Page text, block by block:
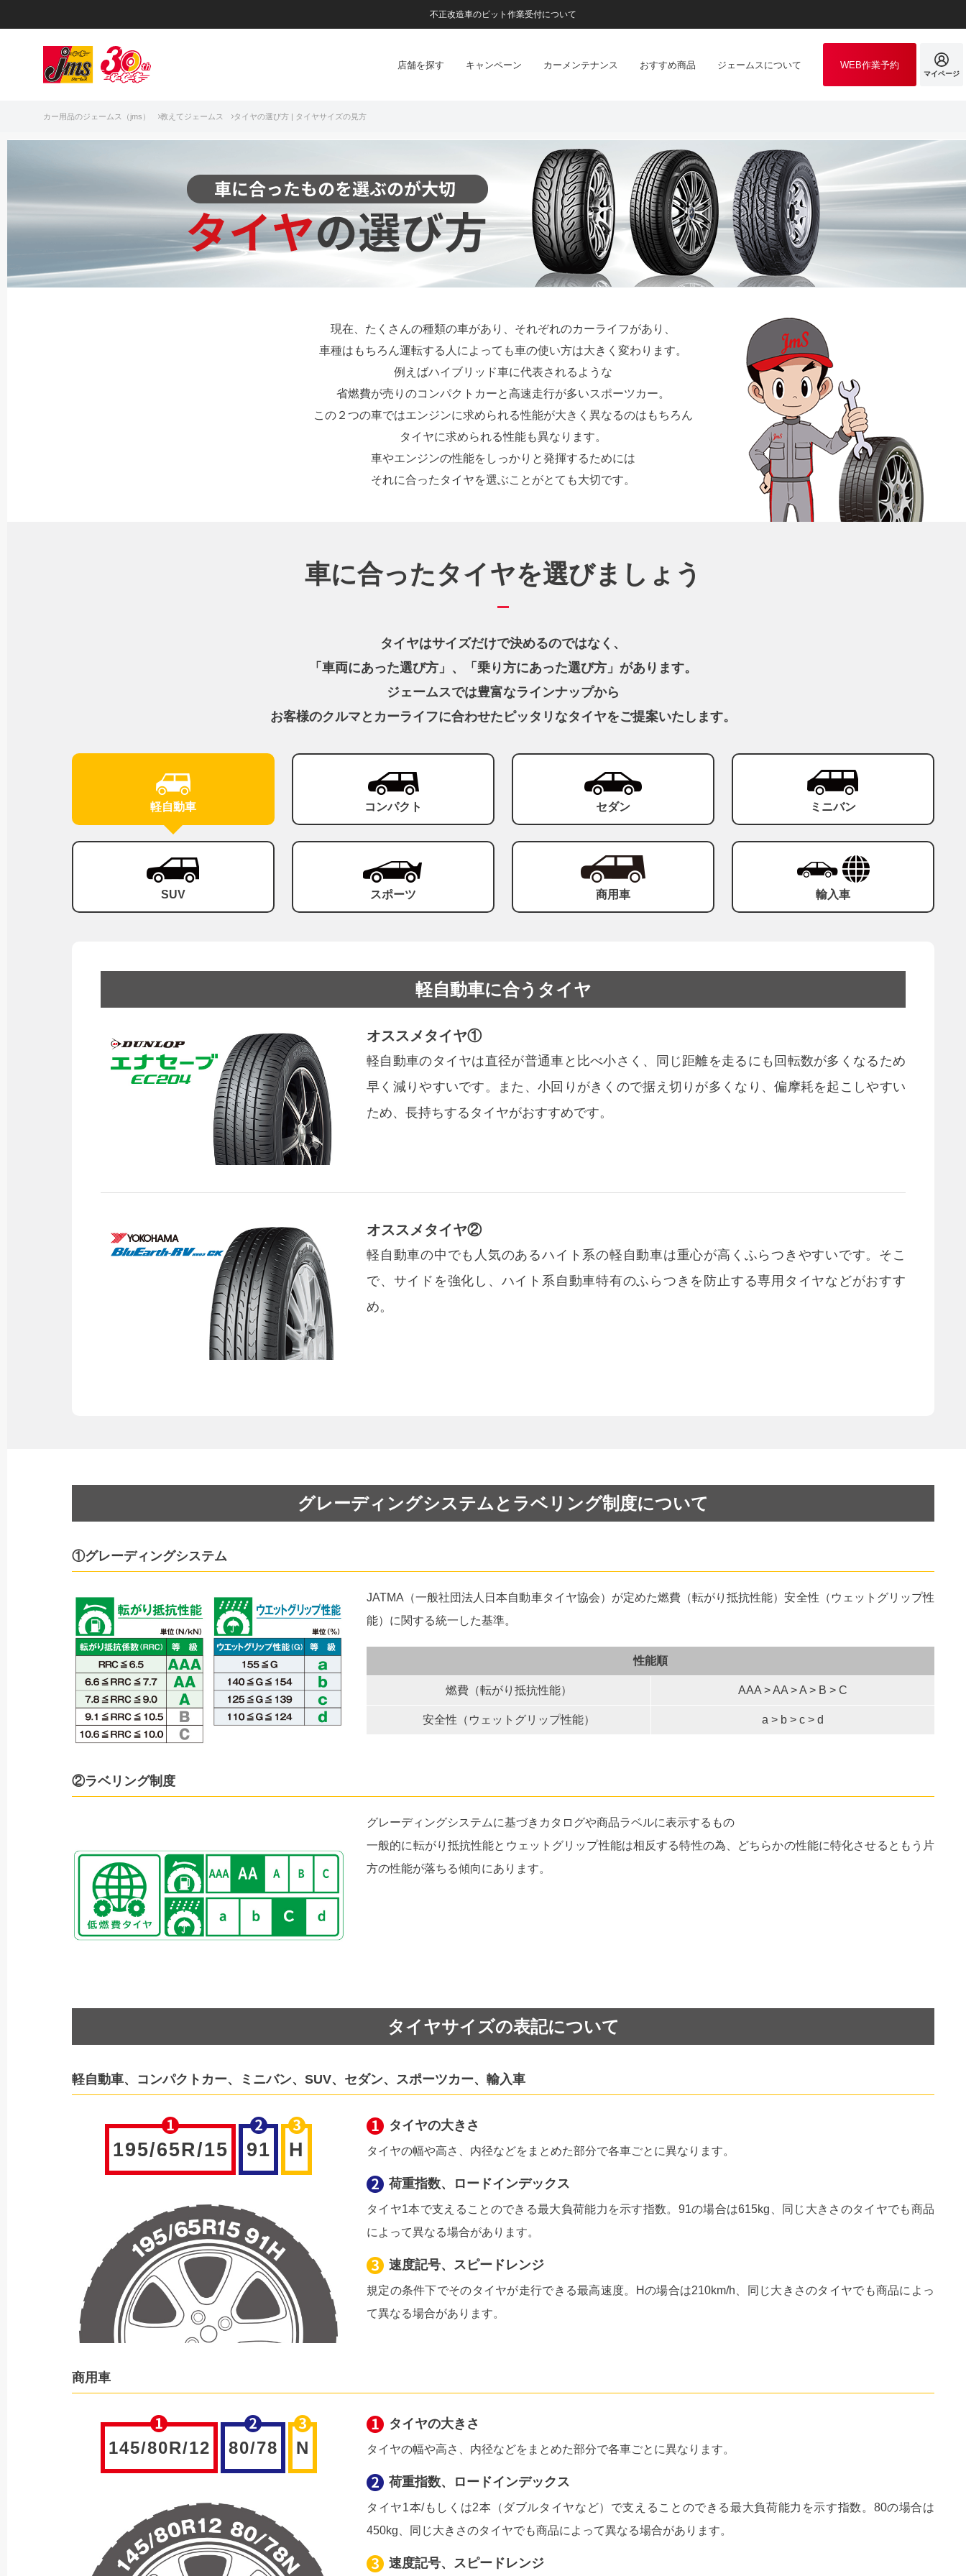
不正改造車のピット作業受付について
店舗を探す キャンペーン カーメンテナンス おすすめ商品 ジェームスについて WEB作業予約
マイページ
カー用品のジェームス（jms） 教えてジェームス タイヤの選び方 | タイヤサイズの見方
現在、たくさんの種類の車があり、 それぞれのカーライフがあり、
車種はもちろん運転する人によっても車の使い方は大きく変わります。
例えばハイブリッド車に代表されるような
省燃費が売りのコンパクトカーと高速走行が多いスポーツカー。
この２つの車ではエンジンに求められる性能が大きく異なるのはもちろん
タイヤに求められる性能も異なります。
車やエンジンの性能をしっかりと発揮するためには
それに合ったタイヤを選ぶことがとても大切です。
車に合ったタイヤを選びましょう
タイヤはサイズだけで決めるのではなく、
「車両にあった選び方」、
「乗り方にあった選び方」があります。
ジェームスでは豊富なラインナップから
お客様のクルマとカーライフに合わせた ピッタリなタイヤをご提案いたします。
軽自動車 コンパクト セダン ミニバン
SUV スポーツ 商用車 輸入車
軽自動車に合うタイヤ
オススメタイヤ①
軽自動車のタイヤは直径が普通車と比べ小さく、同じ距離を走るにも回転数が多くなるため
早く減りやすいです。また、小回りがきくので据え切りが多くなり、偏摩耗を起こしやすい
ため、長持ちするタイヤがおすすめです。
オススメタイヤ②
軽自動車の中でも人気のあるハイト系の軽自動車は重心が高くふらつきやすいです。そこ
で、サイドを強化し、ハイト系自動車特有のふらつきを防止する専用タイヤなどがおすす
め。
グレーディングシステムと ラベリング制度について
①グレーディングシステム
JATMA（一般社団法人日本自動車タイヤ協会）が定めた燃費（転がり抵抗性能）安全性（ウェットグリップ性
能）に関する統一した基準。
性能順
燃費（転がり抵抗性能） AAA > AA > A > B > C
安全性 （ウェットグリップ性能） a > b > c > d
②ラベリング制度
グレーディングシステムに基づきカタログや商品ラベルに表示するもの
一般的に転がり抵抗性能とウェットグリップ性能は相反する特性の為、どちらかの性能に特化させるともう片
方の性能が落ちる傾向にあります。
タイヤサイズの表記について
軽自動車、コンパクトカー、ミニバン、SUV、セダン、スポーツカー、輸入車
195/65R/15 91 H
タイヤの大きさ
タイヤの幅や高さ、内径などをまとめた部分で各車ごとに異なります。
荷重指数、ロードインデックス
タイヤ1本で支えることのできる最大負荷能力を示す指数。91の場合は615kg、同じ大きさのタイヤでも商品
によって異なる場合があります。
速度記号、スピードレンジ
規定の条件下でそのタイヤが走行できる最高速度。Hの場合は210km/h、同じ大きさのタイヤでも商品によっ
て異なる場合があります。
商用車
145/80R/12 80/78 N
タイヤの大きさ
タイヤの幅や高さ、内径などをまとめた部分で各車ごとに異なります。
荷重指数、ロードインデックス
タイヤ1本/もしくは2本（ダブルタイヤなど）で支えることのできる最大負荷能力を示す指数。80の場合は
450kg、同じ大きさのタイヤでも商品によって異なる場合があります。
速度記号、スピードレンジ